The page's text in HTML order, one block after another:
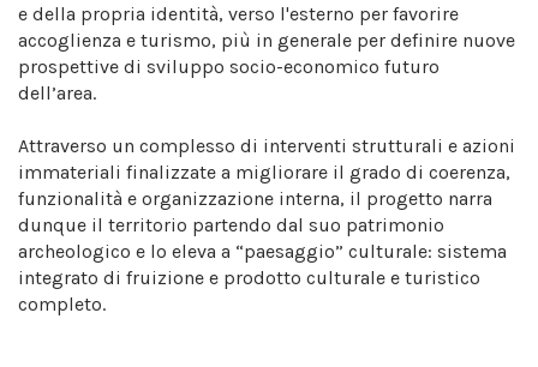
e della propria identità, verso l'esterno per favorire
accoglienza e turismo, più in generale per definire nuove
prospettive di sviluppo socio-economico futuro
dell’area.
Attraverso un complesso di interventi strutturali e azioni
immateriali finalizzate a migliorare il grado di coerenza,
funzionalità e organizzazione interna, il progetto narra
dunque il territorio partendo dal suo patrimonio
archeologico e lo eleva a “paesaggio” culturale: sistema
integrato di fruizione e prodotto culturale e turistico
completo.